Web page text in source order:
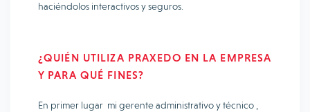
haciéndolos interactivos y seguros.
¿QUIÉN UTILIZA PRAXEDO EN LA EMPRESA
Y PARA QUÉ FINES?
En primer lugar mi gerente administrativo y técnico ,